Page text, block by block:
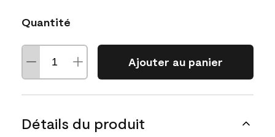
Quantité
Ajouter au panier
Détails du produit